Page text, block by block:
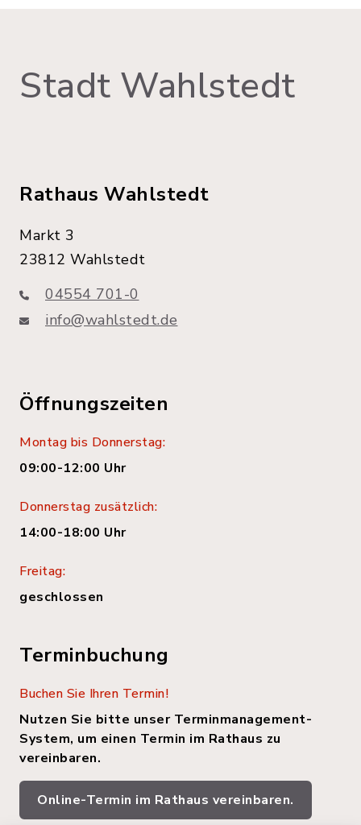
Stadt Wahlstedt
Rathaus Wahlstedt
Markt 3
23812 Wahlstedt
04554 701-0
info@wahlstedt.de
Öffnungszeiten
Montag bis Donnerstag:
09:00-12:00 Uhr
Donnerstag zusätzlich:
14:00-18:00 Uhr
Freitag:
geschlossen
Terminbuchung
Buchen Sie Ihren Termin!
Nutzen Sie bitte unser Terminmanagement-
System, um einen Termin im Rathaus zu
vereinbaren.
Online-Termin im Rathaus vereinbaren.